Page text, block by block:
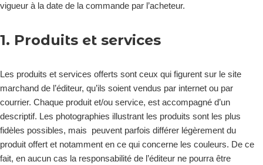
vigueur à la date de la commande par l’acheteur.
1. Produits et services
Les produits et services offerts sont ceux qui figurent sur le site
marchand de l’éditeur, qu’ils soient vendus par internet ou par
courrier. Chaque produit et/ou service, est accompagné d’un
descriptif. Les photographies illustrant les produits sont les plus
fidèles possibles, mais peuvent parfois différer légèrement du
produit offert et notamment en ce qui concerne les couleurs. De ce
fait, en aucun cas la responsabilité de l’éditeur ne pourra être